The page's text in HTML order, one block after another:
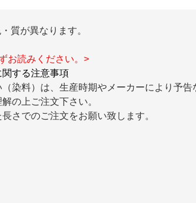
質が異なります。
お読みください。>
する注意事項
染料）は、生産時期やメーカーにより予告
の上ご注文下さい。
さでのご注文をお願い致します。